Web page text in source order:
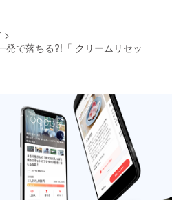
>
発で落ちる?!「 クリームリセッ